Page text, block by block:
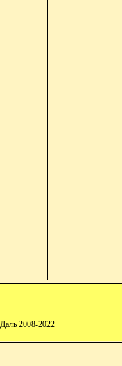
2008-2022